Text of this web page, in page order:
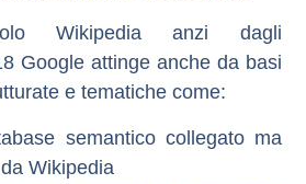
Wikipedia anzi dagli
Google attinge anche da basi
e tematiche come:
semantico collegato ma
Wikipedia